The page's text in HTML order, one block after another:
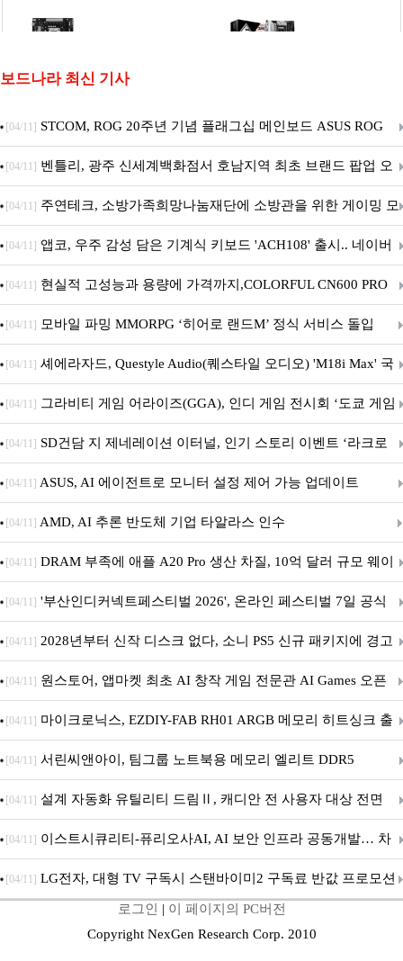
보드나라 최신 기사
[04/11] STCOM, ROG 20주년 기념 플래그십 메인보드 ASUS ROG
Crosshair X870E EDITION 20 국내 출시 예정
[04/11] 벤틀리, 광주 신세계백화점서 호남지역 최초 브랜드 팝업 오
픈
[04/11] 주연테크, 소방가족희망나눔재단에 소방관을 위한 게이밍 모
니터·스마트 펫 침대 기부
[04/11] 앱코, 우주 감성 담은 기계식 키보드 'ACH108' 출시.. 네이버
브랜드데이 기획전 진행
[04/11] 현실적 고성능과 용량에 가격까지,COLORFUL CN600 PRO
M.2 NVMe 디앤디컴 1TB
[04/11] 모바일 파밍 MMORPG ‘히어로 랜드M’ 정식 서비스 돌입
[04/11] 셰에라자드, Questyle Audio(퀘스타일 오디오) 'M18i Max' 국
내 정식 출시
[04/11] 그라비티 게임 어라이즈(GGA), 인디 게임 전시회 ‘도쿄 게임
던전 13’ 참가!
[04/11] SD건담 지 제네레이션 이터널, 인기 스토리 이벤트 ‘라크로
아의 용사’ 재개최 및 풍성한 기념 이벤트 실시!
[04/11] ASUS, AI 에이전트로 모니터 설정 제어 가능 업데이트
[04/11] AMD, AI 추론 반도체 기업 타알라스 인수
[04/11] DRAM 부족에 애플 A20 Pro 생산 차질, 10억 달러 규모 웨이
퍼 대기
[04/11] '부산인디커넥트페스티벌 2026', 온라인 페스티벌 7일 공식
개막... 22일간 진행
[04/11] 2028년부터 신작 디스크 없다, 소니 PS5 신규 패키지에 경고
문 추가
[04/11] 원스토어, 앱마켓 최초 AI 창작 게임 전문관 AI Games 오픈
[04/11] 마이크로닉스, EZDIY-FAB RH01 ARGB 메모리 히트싱크 출
시
[04/11] 서린씨앤아이, 팀그룹 노트북용 메모리 엘리트 DDR5
5600MHz 16GB 출시
[04/11] 설계 자동화 유틸리티 드림Ⅱ, 캐디안 전 사용자 대상 전면
무상 배포
[04/11] 이스트시큐리티-퓨리오사AI, AI 보안 인프라 공동개발… 차
세대 AI 보안 플랫폼 구축
[04/11] LG전자, 대형 TV 구독시 스탠바이미2 구독료 반값 프로모션
로그인 | 이 페이지의 PC버전
Copyright NexGen Research Corp. 2010